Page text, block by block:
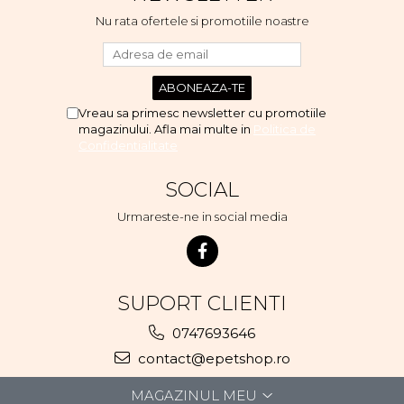
Nu rata ofertele si promotiile noastre
Vreau sa primesc newsletter cu promotiile
magazinului. Afla mai multe in Politica de
Confidentialitate
SOCIAL
Urmareste-ne in social media
SUPORT CLIENTI
0747693646
contact@epetshop.ro
MAGAZINUL MEU